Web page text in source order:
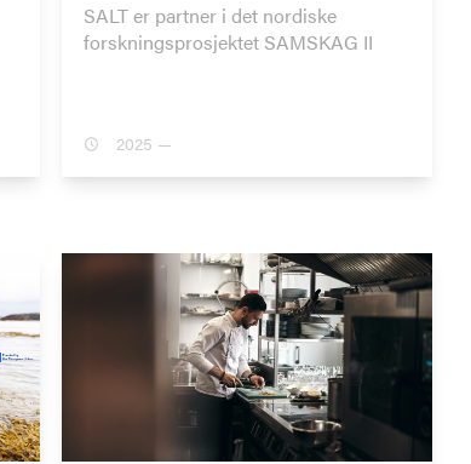
SALT er partner i det nordiske
forskningsprosjektet SAMSKAG II
2025 —